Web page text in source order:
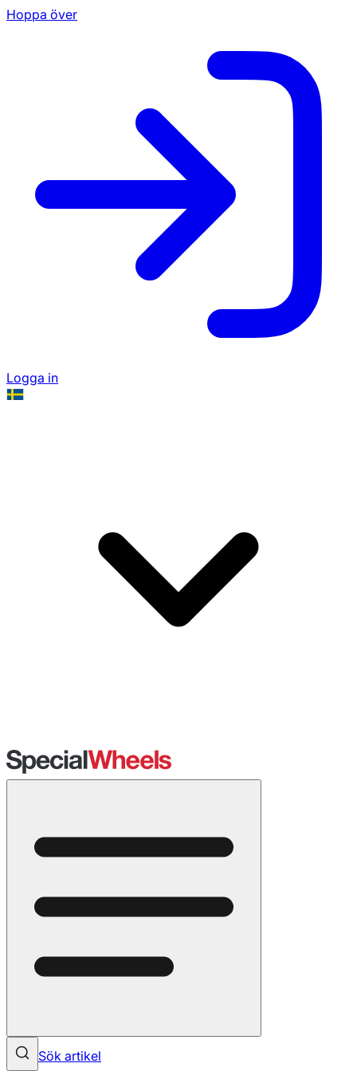
Hoppa över
Logga in
Sök artikel